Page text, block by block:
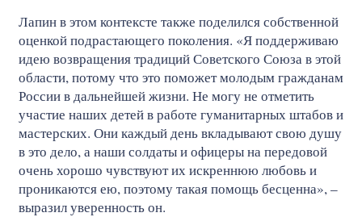
Лапин в этом контексте также поделился собственной
оценкой подрастающего поколения. «Я поддерживаю
идею возвращения традиций Советского Союза в этой
области, потому что это поможет молодым гражданам
России в дальнейшей жизни. Не могу не отметить
участие наших детей в работе гуманитарных штабов и
мастерских. Они каждый день вкладывают свою душу
в это дело, а наши солдаты и офицеры на передовой
очень хорошо чувствуют их искреннюю любовь и
проникаются ею, поэтому такая помощь бесценна», –
выразил уверенность он.